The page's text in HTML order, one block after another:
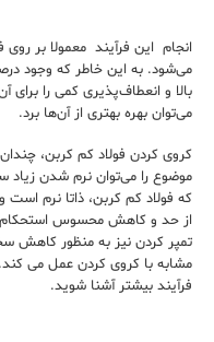
انجام این فرآیند معمولا بر
می‌شود. به این خاطر که وجود
بالا و انعطاف‌پذیری کمی را برای
می‌توان بهره بهتری از آن‌ها برد.
کروی کردن فولاد کم کربن،
موضوع را می‌توان نرم شدن زیاد
که فولاد کم کربن، ذاتا نرم
از حد و کاهش محسوس استحکام
تمپر کردن نیز به منظور کاهش
مشابه با کروی کردن عمل می کند.
فرآیند بیشتر آشنا شوید.